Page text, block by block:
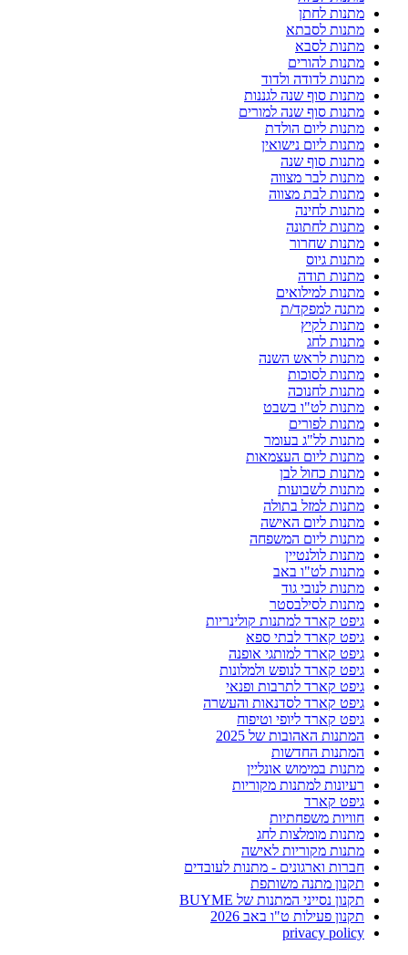
מתנות לחתן
מתנות לסבתא
מתנות לסבא
מתנות להורים
מתנות לדודה ולדוד
מתנות סוף שנה לגננות
מתנות סוף שנה למורים
מתנות ליום הולדת
מתנות ליום נישואין
מתנות סוף שנה
מתנות לבר מצווה
מתנות לבת מצווה
מתנות לחינה
מתנות לחתונה
מתנות שחרור
מתנות גיוס
מתנות תודה
מתנות למילואים
מתנה למפקד/ת
מתנות לקיץ
מתנות לחג
מתנות לראש השנה
מתנות לסוכות
מתנות לחנוכה
מתנות לט"ו בשבט
מתנות לפורים
מתנות לל"ג בעומר
מתנות ליום העצמאות
מתנות כחול לבן
מתנות לשבועות
מתנות למזל בתולה
מתנות ליום האישה
מתנות ליום המשפחה
מתנות לולנטיין
מתנות לט"ו באב
מתנות לנובי גוד
מתנות לסילבסטר
גיפט קארד למתנות קולינריות
גיפט קארד לבתי ספא
גיפט קארד למותגי אופנה
גיפט קארד לנופש ולמלונות
גיפט קארד לתרבות ופנאי
גיפט קארד לסדנאות והעשרה
גיפט קארד ליופי וטיפוח
המתנות האהובות של 2025
המתנות החדשות
מתנות במימוש אונליין
רעיונות למתנות מקוריות
גיפט קארד
חוויות משפחתיות
מתנות מומלצות לחג
מתנות מקוריות לאישה
חברות וארגונים - מתנות לעובדים
תקנון מתנה משותפת
תקנון נסייני המתנות של BUYME
תקנון פעילות ט"ו באב 2026
privacy policy